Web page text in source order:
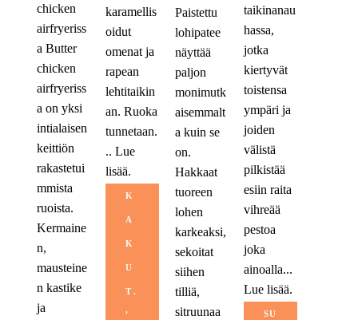
chicken
airfryeriss
a Butter
chicken
airfryeriss
a on yksi
intialaisen
keittiön
rakastetui
mmista
ruoista.
Kermaine
n,
mausteine
n kastike
ja
karamellis
oidut
omenat ja
rapean
lehtitaikin
an. Ruoka
tunnetaan.
..Lue
lisää.
K
A
K
U
T
,
Paistettu
lohipatee
näyttää
paljon
monimutk
aisemmalt
a kuin se
on.
Hakkaat
tuoreen
lohen
karkeaksi,
sekoitat
siihen
tilliä,
sitruunaa
taikinanau
hassa,
jotka
kiertyvät
toistensa
ympäri ja
joiden
välistä
pilkistää
esiin raita
vihreää
pestoa
joka
ainoalla...
Lue lisää.
SU